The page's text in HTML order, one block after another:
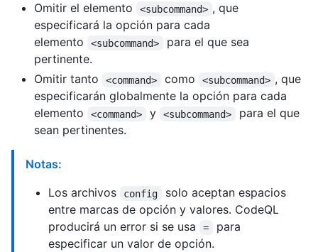
Omitir el elemento
<subcommand> , que
especificará la opción para cada
elemento
<subcommand>
para el que sea
pertinente.
Omitir tanto
<command> como <subcommand> , que
especificarán globalmente la opción para cada
elemento
<command> y <subcommand>
para el que
sean pertinentes.
Notas:
Los archivos
config
solo aceptan espacios
entre marcas de opción y valores. CodeQL
producirá un error si se usa
=
para
especificar un valor de opción.